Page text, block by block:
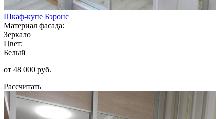
Шкаф-купе Бэронс
Материал фасада:
Зеркало
Цвет:
Белый
от 48 000 руб.
Рассчитать